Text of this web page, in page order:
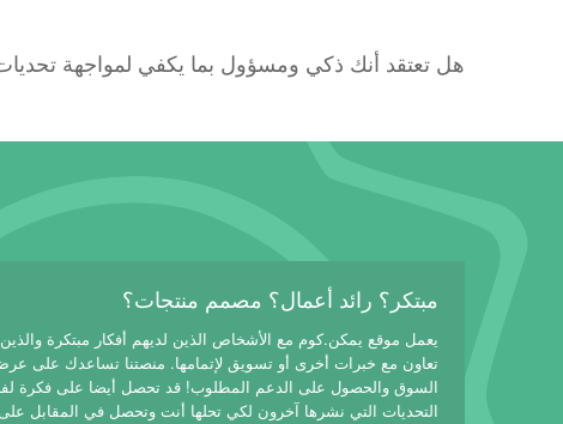
هل تعتقد أنك ذكي ومسؤول بما يكفي لمواجهة
مبتكر؟ رائد أعمال؟ مصمم منتجات؟
يعمل موقع يمكن.كوم مع الأشخاص الذين لديهم أفكار مبتكرة
تعاون مع خبرات أخرى أو تسويق لإتمامها. منصتنا تساعدك على
السوق والحصول على الدعم المطلوب! قد تحصل أيضا على فكرة
التحديات التي نشرها آخرون لكي تحلها أنت وتحصل في المقابل